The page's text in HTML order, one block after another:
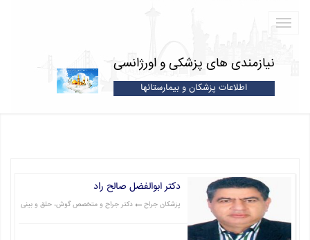
نیازمندی های پزشکی و اورژانسی
اطلاعات پزشکان و بیمارستانها
دکتر ابوالفضل صالح راد
پزشکان جراح دکتر جراح و متخصص گوش، حلق و بینی